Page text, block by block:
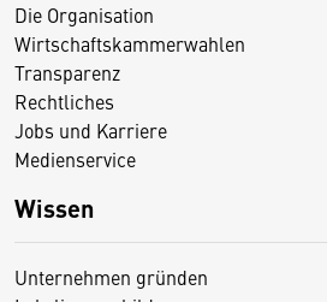
Die Organisation
Wirtschaftskammerwahlen
Transparenz
Rechtliches
Jobs und Karriere
Medienservice
Wissen
Unternehmen gründen